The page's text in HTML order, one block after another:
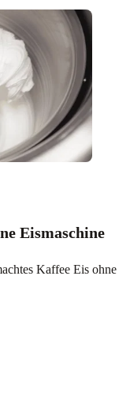
Eismaschine
Kaffee Eis ohne